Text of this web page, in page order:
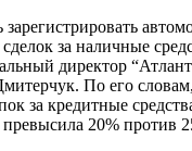
за наличные
директор
По его
за кредитные
20% против